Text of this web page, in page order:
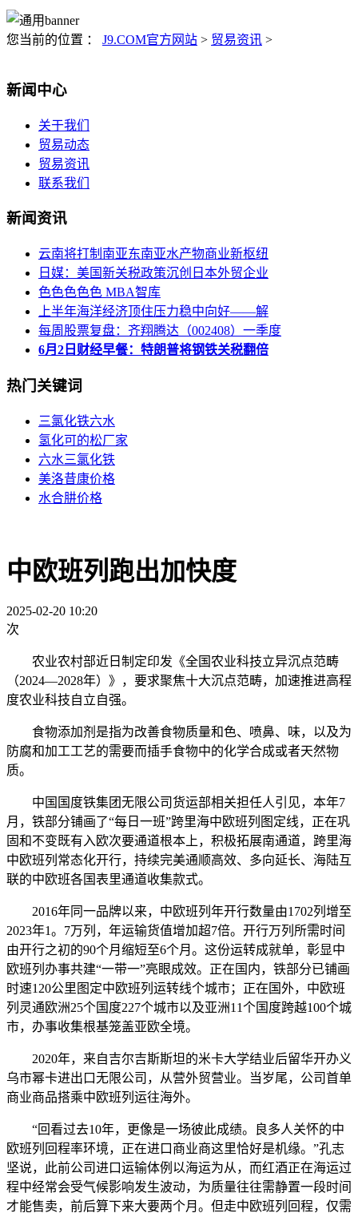
您当前的位置 ： J9.COM官方网站 > 贸易资讯 >
新闻中心
关于我们
贸易动态
贸易资讯
联系我们
新闻资讯
云南将打制南亚东南亚水产物商业新枢纽
日媒：美国新关税政策沉创日本外贸企业
色色色色色 MBA智库
上半年海洋经济顶住压力稳中向好——解
每周股票复盘：齐翔腾达（002408）一季度
6月2日财经早餐：特朗普将钢铁关税翻倍
热门关键词
三氯化铁六水
氢化可的松厂家
六水三氯化铁
美洛昔康价格
水合肼价格
中欧班列跑出加快度
2025-02-20 10:20
次
农业农村部近日制定印发《全国农业科技立异沉点范畴
（2024—2028年）》，要求聚焦十大沉点范畴，加速推进高程
度农业科技自立自强。
食物添加剂是指为改善食物质量和色、喷鼻、味，以及为
防腐和加工工艺的需要而插手食物中的化学合成或者天然物
质。
中国国度铁集团无限公司货运部相关担任人引见，本年7
月，铁部分铺画了“每日一班”跨里海中欧班列图定线，正在巩
固和不变既有入欧次要通道根本上，积极拓展南通道，跨里海
中欧班列常态化开行，持续完美通顺高效、多向延长、海陆互
联的中欧班各国表里通道收集款式。
2016年同一品牌以来，中欧班列年开行数量由1702列增至
2023年1。7万列，年运输货值增加超7倍。开行万列所需时间
由开行之初的90个月缩短至6个月。这份运转成就单，彰显中
欧班列办事共建“一带一”亮眼成效。正在国内，铁部分已铺画
时速120公里图定中欧班列运转线个城市；正在国外，中欧班
列灵通欧洲25个国度227个城市以及亚洲11个国度跨越100个城
市，办事收集根基笼盖亚欧全境。
2020年，来自吉尔吉斯斯坦的米卡大学结业后留华开办义
乌市幂卡进出口无限公司，从营外贸营业。当岁尾，公司首单
商业商品搭乘中欧班列运往海外。
“回看过去10年，更像是一场彼此成绩。良多人关怀的中
欧班列回程率环境，正在进口商业商这里恰好是机缘。”孔志
坚说，此前公司进口运输体例以海运为从，而红酒正在海运过
程中经常会受气候影响发生波动，为质量往往需静置一段时间
才能售卖，前后算下来大要两个月。但走中欧班列回程，仅需